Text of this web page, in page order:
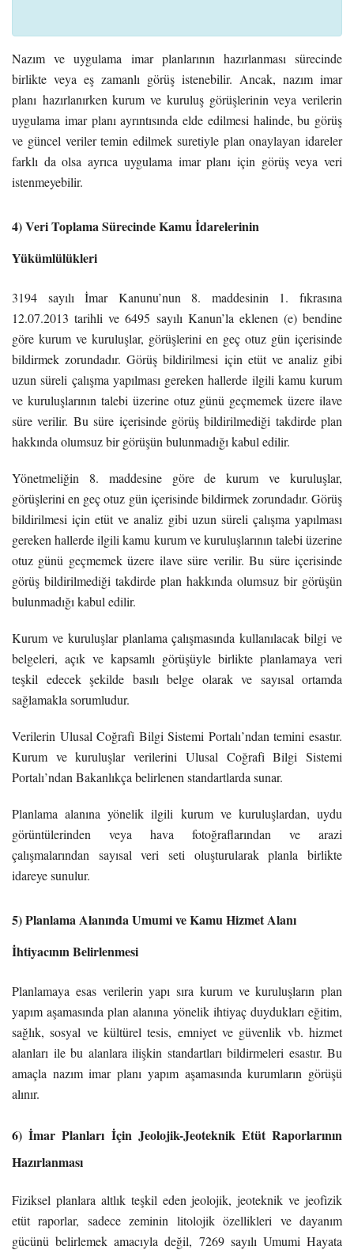
Nazım ve uygulama imar planlarının hazırlanması sürecinde
birlikte veya eş zamanlı görüş istenebilir. Ancak, nazım imar
planı hazırlanırken kurum ve kuruluş görüşlerinin veya verilerin
uygulama imar planı ayrıntısında elde edilmesi halinde, bu görüş
ve güncel veriler temin edilmek suretiyle plan onaylayan idareler
farklı da olsa ayrıca uygulama imar planı için görüş veya veri
istenmeyebilir.
4) Veri Toplama Sürecinde Kamu İdarelerinin
Yükümlülükleri
3194 sayılı İmar Kanunu’nun 8. maddesinin 1. fıkrasına
12.07.2013 tarihli ve 6495 sayılı Kanun’la eklenen (e) bendine
göre kurum ve kuruluşlar, görüşlerini en geç otuz gün içerisinde
bildirmek zorundadır. Görüş bildirilmesi için etüt ve analiz gibi
uzun süreli çalışma yapılması gereken hallerde ilgili kamu kurum
ve kuruluşlarının talebi üzerine otuz günü geçmemek üzere ilave
süre verilir. Bu süre içerisinde görüş bildirilmediği takdirde plan
hakkında olumsuz bir görüşün bulunmadığı kabul edilir.
Yönetmeliğin 8. maddesine göre de kurum ve kuruluşlar,
görüşlerini en geç otuz gün içerisinde bildirmek zorundadır. Görüş
bildirilmesi için etüt ve analiz gibi uzun süreli çalışma yapılması
gereken hallerde ilgili kamu kurum ve kuruluşlarının talebi üzerine
otuz günü geçmemek üzere ilave süre verilir. Bu süre içerisinde
görüş bildirilmediği takdirde plan hakkında olumsuz bir görüşün
bulunmadığı kabul edilir.
Kurum ve kuruluşlar planlama çalışmasında kullanılacak bilgi ve
belgeleri, açık ve kapsamlı görüşüyle birlikte planlamaya veri
teşkil edecek şekilde basılı belge olarak ve sayısal ortamda
sağlamakla sorumludur.
Verilerin Ulusal Coğrafi Bilgi Sistemi Portalı’ndan temini esastır.
Kurum ve kuruluşlar verilerini Ulusal Coğrafi Bilgi Sistemi
Portalı’ndan Bakanlıkça belirlenen standartlarda sunar.
Planlama alanına yönelik ilgili kurum ve kuruluşlardan, uydu
görüntülerinden veya hava fotoğraflarından ve arazi
çalışmalarından sayısal veri seti oluşturularak planla birlikte
idareye sunulur.
5) Planlama Alanında Umumi ve Kamu Hizmet Alanı
İhtiyacının Belirlenmesi
Planlamaya esas verilerin yapı sıra kurum ve kuruluşların plan
yapım aşamasında plan alanına yönelik ihtiyaç duydukları eğitim,
sağlık, sosyal ve kültürel tesis, emniyet ve güvenlik vb. hizmet
alanları ile bu alanlara ilişkin standartları bildirmeleri esastır. Bu
amaçla nazım imar planı yapım aşamasında kurumların görüşü
alınır.
6) İmar Planları İçin Jeolojik-Jeoteknik Etüt Raporlarının
Hazırlanması
Fiziksel planlara altlık teşkil eden jeolojik, jeoteknik ve jeofizik
etüt raporlar, sadece zeminin litolojik özellikleri ve dayanım
gücünü belirlemek amacıyla değil, 7269 sayılı Umumi Hayata